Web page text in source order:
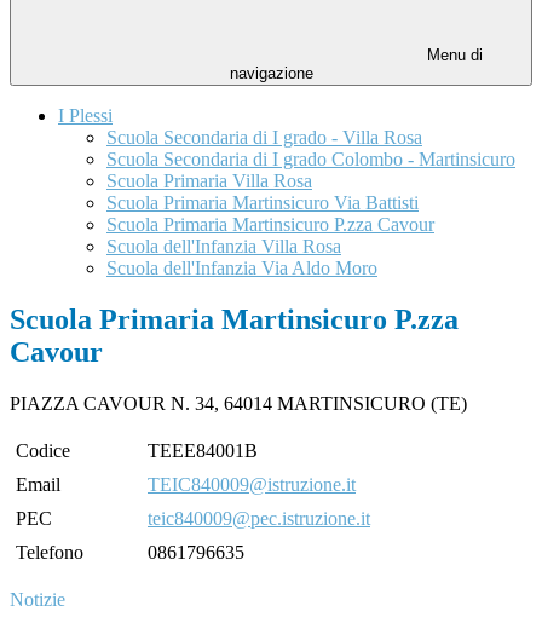
Menu di
navigazione
I Plessi
Scuola Secondaria di I grado - Villa Rosa
Scuola Secondaria di I grado Colombo - Martinsicuro
Scuola Primaria Villa Rosa
Scuola Primaria Martinsicuro Via Battisti
Scuola Primaria Martinsicuro P.zza Cavour
Scuola dell'Infanzia Villa Rosa
Scuola dell'Infanzia Via Aldo Moro
Scuola Primaria Martinsicuro P.zza
Cavour
PIAZZA CAVOUR N. 34, 64014 MARTINSICURO (TE)
Codice
TEEE84001B
Email
TEIC840009@istruzione.it
PEC
teic840009@pec.istruzione.it
Telefono
0861796635
Notizie